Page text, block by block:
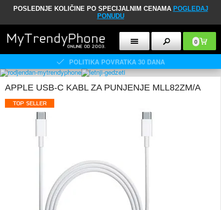
POSLEDNJE KOLIČINE PO SPECIJALNIM CENAMA POGLEDAJ
PONUDU
0
POLITIKA POVRATKA 30 DANA
APPLE USB-C KABL ZA PUNJENJE MLL82ZM/A